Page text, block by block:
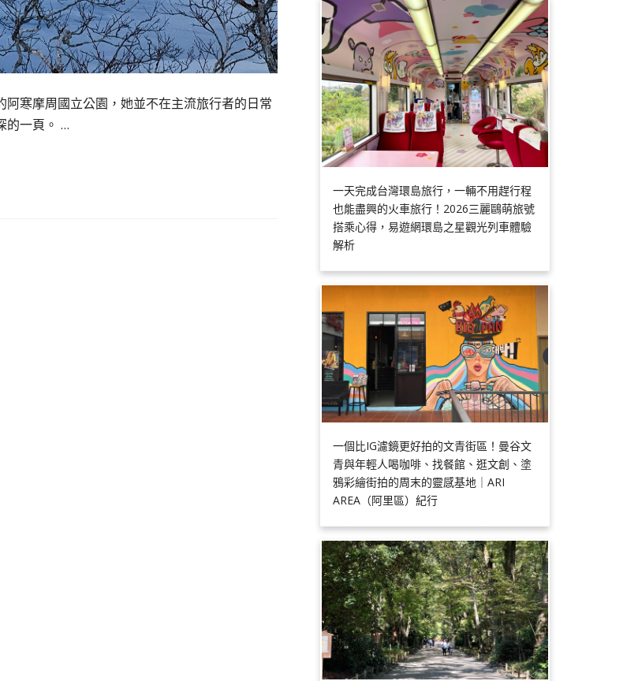
寒摩周國立公園，她並不在主流旅行者的日常
的一頁。 …
一天完成台灣環島旅行，一輛不用趕行程
也能盡興的火車旅行！2026三麗鷗萌旅號
搭乘心得，易遊網環島之星觀光列車體驗
解析
一個比IG濾鏡更好拍的文青街區！曼谷文
青與年輕人喝咖啡、找餐館、逛文創、塗
鴉彩繪街拍的周末的靈感基地｜ARI
AREA（阿里區）紀行